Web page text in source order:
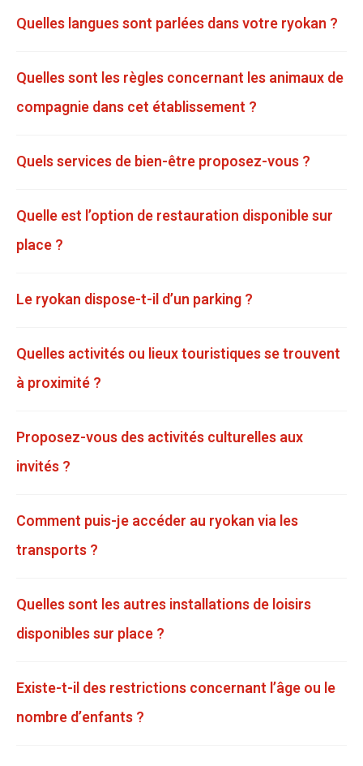
Quelles langues sont parlées dans votre ryokan ?
Quelles sont les règles concernant les animaux de
compagnie dans cet établissement ?
Quels services de bien-être proposez-vous ?
Quelle est l’option de restauration disponible sur
place ?
Le ryokan dispose-t-il d’un parking ?
Quelles activités ou lieux touristiques se trouvent
à proximité ?
Proposez-vous des activités culturelles aux
invités ?
Comment puis-je accéder au ryokan via les
transports ?
Quelles sont les autres installations de loisirs
disponibles sur place ?
Existe-t-il des restrictions concernant l’âge ou le
nombre d’enfants ?